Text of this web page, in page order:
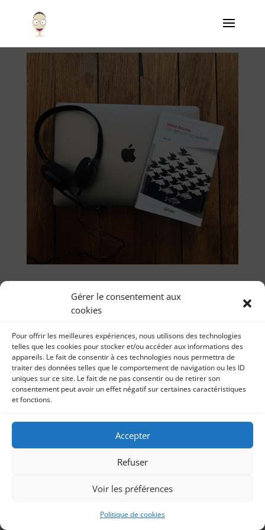
Gérer le consentement aux
cookies
Pour offrir les meilleures expériences, nous utilisons des technologies
telles que les cookies pour stocker et/ou accéder aux informations des
appareils. Le fait de consentir à ces technologies nous permettra de
traiter des données telles que le comportement de navigation ou les ID
uniques sur ce site. Le fait de ne pas consentir ou de retirer son
consentement peut avoir un effet négatif sur certaines caractéristiques
et fonctions.
Accepter
Refuser
Voir les préférences
Politique de cookies
l’association Valentin Haüy
Sonia Imbert|
Livre audio Les reflets du hasard d’Hélios Azoulay
43ème enregistrement de livre...